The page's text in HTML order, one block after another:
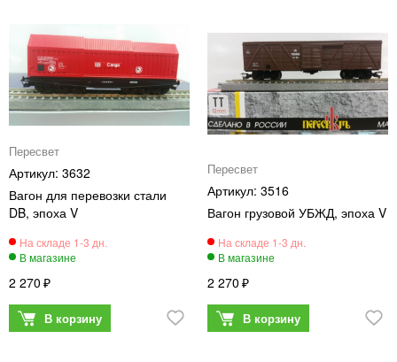
Пересвет
3632
Вагон для перевозки стали
DB, эпоха V
2 270
Пересвет
3516
Вагон грузовой УБЖД, эпоха V
2 270